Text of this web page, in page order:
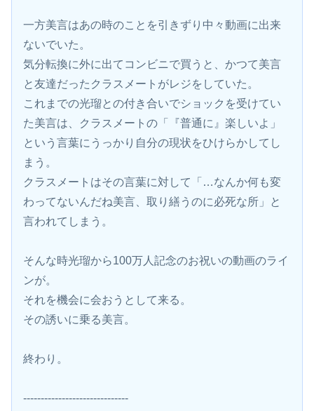
一方美言はあの時のことを引きずり中々動画に出来
ないでいた。
気分転換に外に出てコンビニで買うと、かつて美言
と友達だったクラスメートがレジをしていた。
これまでの光瑠との付き合いでショックを受けてい
た美言は、クラスメートの「『普通に』楽しいよ」
という言葉にうっかり自分の現状をひけらかしてし
まう。
クラスメートはその言葉に対して「…なんか何も変
わってないんだね美言、取り繕うのに必死な所」と
言われてしまう。
そんな時光瑠から100万人記念のお祝いの動画のライ
ンが。
それを機会に会おうとして来る。
その誘いに乗る美言。
終わり。
------------------------------